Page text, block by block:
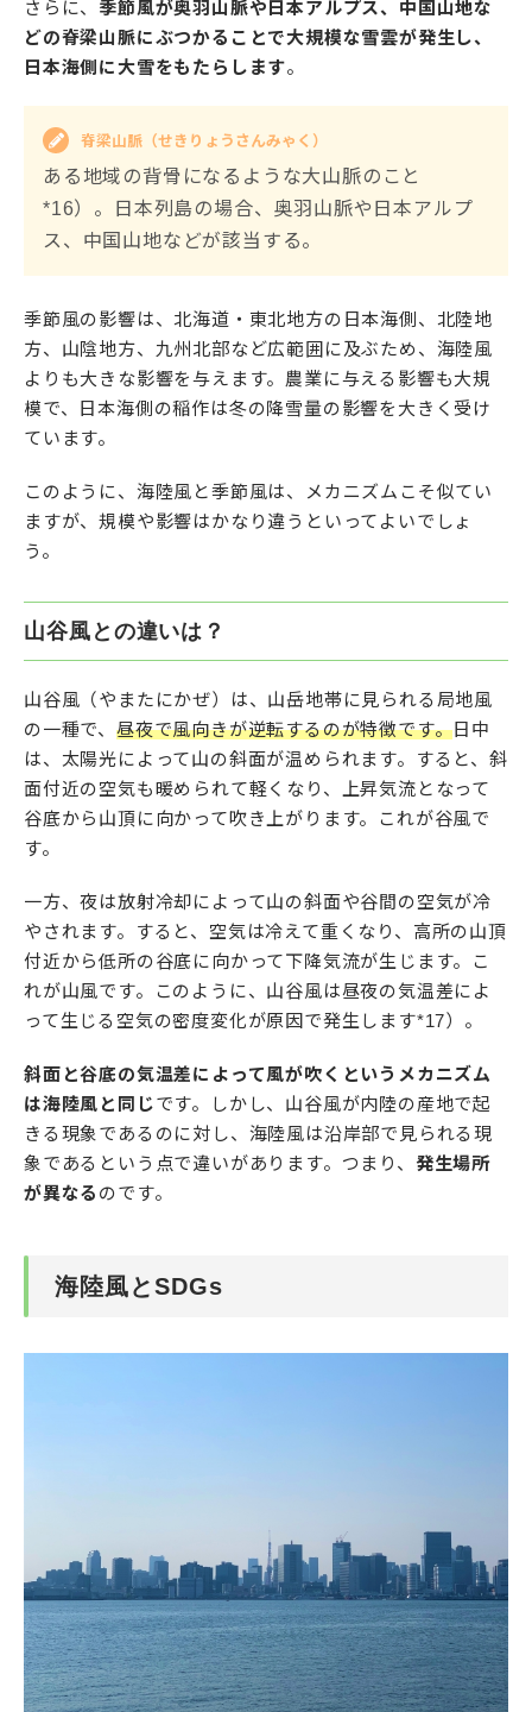
さらに、 季節風が奥羽山脈や日本アルプス、中国山地な
どの脊梁山脈にぶつかることで大規模な雪雲が発生し、
日本海側に大雪をもたらします。
脊梁山脈（せきりょうさんみゃく）
ある地域の背骨になるような大山脈のこと
*16）。日本列島の場合、奥羽山脈や日本アルプ
ス、中国山地などが該当する。
季節風の影響は、北海道・東北地方の日本海側、北陸地
方、山陰地方、九州北部など広範囲に及ぶため、海陸風
よりも大きな影響を与えます。農業に与える影響も大規
模で、日本海側の稲作は冬の降雪量の影響を大きく受け
ています。
このように、海陸風と季節風は、メカニズムこそ似てい
ますが、規模や影響はかなり違うといってよいでしょ
う。
山谷風との違いは？
山谷風（やまたにかぜ）は、山岳地帯に見られる局地風
の一種で、 昼夜で風向きが逆転するのが特徴です。 日中
は、太陽光によって山の斜面が温められます。すると、斜
面付近の空気も暖められて軽くなり、上昇気流となって
谷底から山頂に向かって吹き上がります。これが谷風で
す。
一方、夜は放射冷却によって山の斜面や谷間の空気が冷
やされます。すると、空気は冷えて重くなり、高所の山頂
付近から低所の谷底に向かって下降気流が生じます。こ
れが山風です。このように、山谷風は昼夜の気温差によ
って生じる空気の密度変化が原因で発生します*17）。
斜面と谷底の気温差によって風が吹くというメカニズム
は海陸風と同じです。しかし、山谷風が内陸の産地で起
きる現象であるのに対し、海陸風は沿岸部で見られる現
象であるという点で違いがあります。つまり、 発生場所
が異なる のです。
海陸風とSDGs